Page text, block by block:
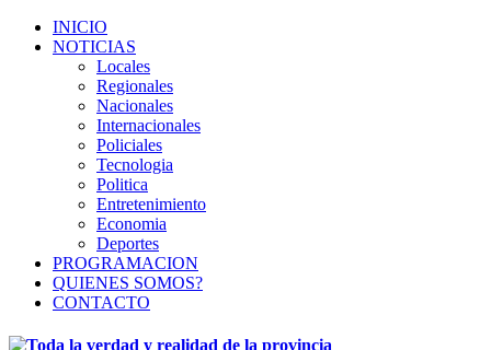
INICIO
NOTICIAS
Locales
Regionales
Nacionales
Internacionales
Policiales
Tecnologia
Politica
Entretenimiento
Economia
Deportes
PROGRAMACION
QUIENES SOMOS?
CONTACTO